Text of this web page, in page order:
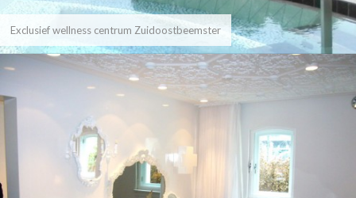
Exclusief wellness centrum Zuidoostbeemster